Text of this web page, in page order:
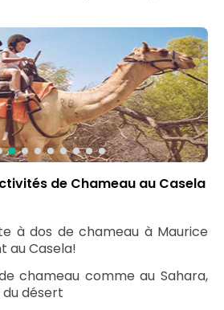
de Chameau au Casela
à dos de chameau à Maurice
au Casela!
chameau comme au Sahara,
désert